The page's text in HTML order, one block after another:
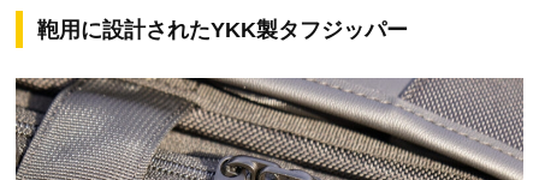
鞄用に設計されたYKK製タフジッパー